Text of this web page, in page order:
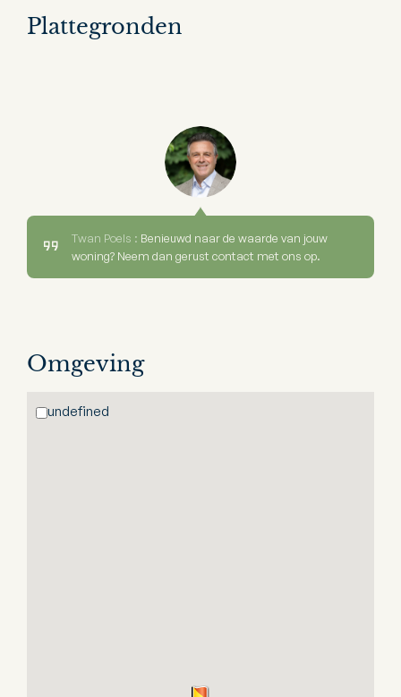
Plattegronden
Twan Poels : Benieuwd naar de waarde van jouw
woning? Neem dan gerust contact met ons op.
Omgeving
undefined